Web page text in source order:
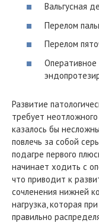
Вальгусная
Перелом
Перелом
Оперативное
Развитие
требует
казалось бы
повлечь за собой
подагре первого
начинает ходить с
что приводит к
сочленения нижней
нагрузка, которая
правильно